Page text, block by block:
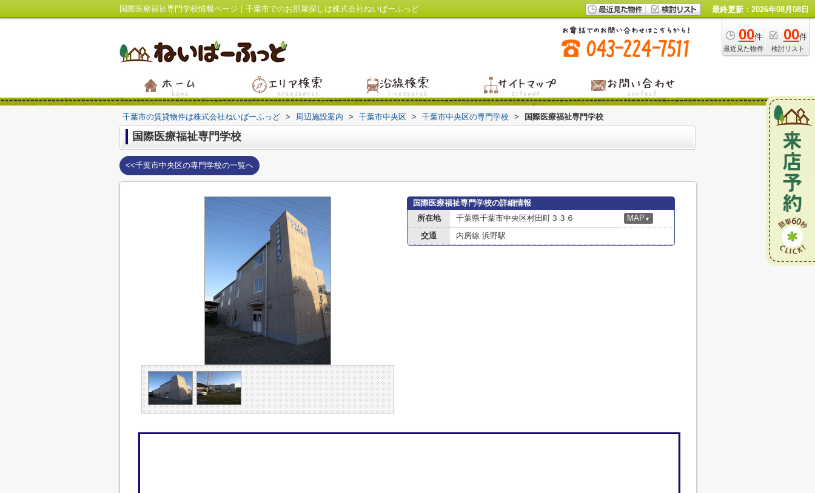
国際医療福祉専門学校情報ページ｜千葉市でのお部屋探しは株式会社ねいばーふっど 最終更新：2026年08月08日
00件
最近見た物件
00件
検討リスト
千葉市の賃貸物件は株式会社ねいばーふっど > 周辺施設案内 > 千葉市中央区 > 千葉市中央区の専門学校 > 国際医療福祉専門学校
国際医療福祉専門学校
<<千葉市中央区の専門学校の一覧へ
国際医療福祉専門学校の詳細情報
所在地
千葉県千葉市中央区村田町３３６ MAP ▼
交通 内房線 浜野駅